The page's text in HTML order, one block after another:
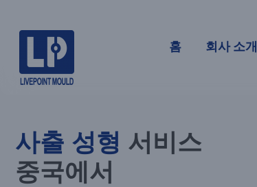
홈 회사 소개
사출 성형
사출 성형 서비스
중국에서